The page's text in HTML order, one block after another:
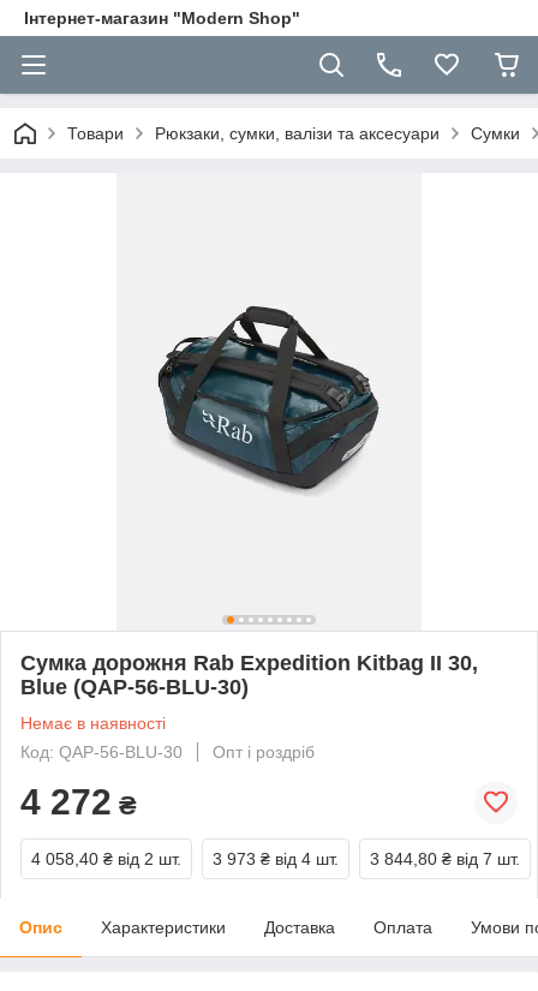
Інтернет-магазин "Modern Shop"
Товари Рюкзаки, сумки, валізи та аксесуари Сумки
Сумка дорожня Rab Expedition Kitbag II 30,
Blue (QAP-56-BLU-30)
Немає в наявності
Код: QAP-56-BLU-30
Опт і роздріб
4 272 ₴
4 058,40 ₴ від 2 шт. 3 973 ₴ від 4 шт. 3 844,80 ₴ від 7 шт.
Опис Характеристики Доставка Оплата Умови